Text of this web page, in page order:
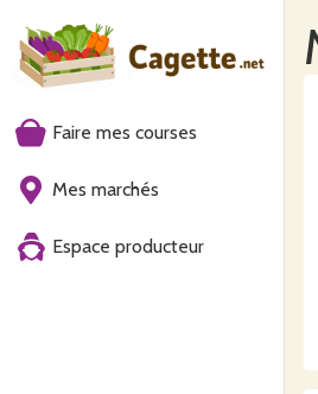
Faire mes courses
Mes marchés
Espace producteur